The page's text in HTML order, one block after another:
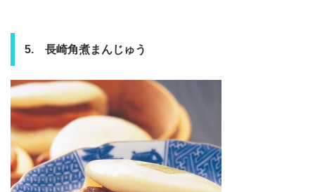
5. 長崎角煮まんじゅう